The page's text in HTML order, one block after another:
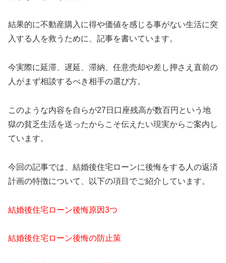
結果的に不動産購入に得や価値を感じる事がない生活に突
入する人を救うために、記事を書いています。
今実際に延滞、遅延、滞納、任意売却や差し押さえ直前の
人がまず相談するべき相手の選び方。
このような内容を自らが27日口座残高が数百円という地
獄の貧乏生活を送ったからこそ伝えたい現実からご案内し
ています。
今回の記事では、結婚後住宅ローンに後悔をする人の返済
計画の特徴について、以下の項目でご紹介しています。
結婚後住宅ローン後悔原因3つ
結婚後住宅ローン後悔の防止策